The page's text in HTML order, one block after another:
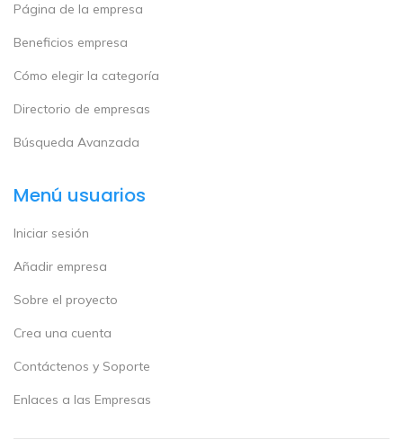
Página de la empresa
Beneficios empresa
Cómo elegir la categoría
Directorio de empresas
Búsqueda Avanzada
Menú usuarios
Iniciar sesión
Añadir empresa
Sobre el proyecto
Crea una cuenta
Contáctenos y Soporte
Enlaces a las Empresas